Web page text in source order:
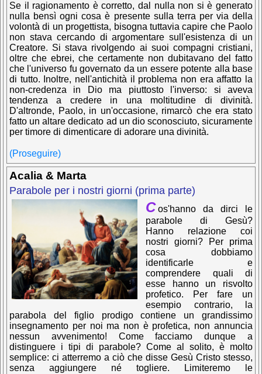
Se il ragionamento è corretto, dal nulla non si è generato
nulla bensì ogni cosa è presente sulla terra per via della
volontà di un progettista, bisogna tuttavia capire che Paolo
non stava cercando di argomentare sull'esistenza di un
Creatore. Si stava rivolgendo ai suoi compagni cristiani,
oltre che ebrei, che certamente non dubitavano del fatto
che l'universo fu governato da un essere potente alla base
di tutto. Inoltre, nell'antichità il problema non era affatto la
non-credenza in Dio ma piuttosto l'inverso: si aveva
tendenza a credere in una moltitudine di divinità.
D'altronde, Paolo, in un'occasione, rimarcò che era stato
fatto un altare dedicato ad un dio sconosciuto, sicuramente
per timore di dimenticare di adorare una divinità.
(Proseguire)
Acalia & Marta
Parabole per i nostri giorni (prima parte)
C os'hanno da dirci le
parabole di Gesù?
Hanno relazione coi
nostri giorni? Per prima
cosa dobbiamo
identificarle e
comprendere quali di
esse hanno un risvolto
profetico. Per fare un
esempio contrario, la
parabola del figlio prodigo contiene un grandissimo
insegnamento per noi ma non è profetica, non annuncia
nessun avvenimento! Come facciamo dunque a
distinguere i tipi di parabole? Come al solito, è molto
semplice: ci atterremo a ciò che disse Gesù Cristo stesso,
senza aggiungere né togliere. Limiteremo le